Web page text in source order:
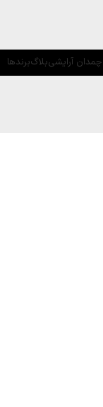
چمدان آرایشیبلاگبرندها